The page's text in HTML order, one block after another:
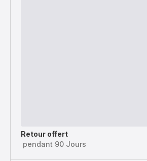
Retour offert
pendant 90 Jours